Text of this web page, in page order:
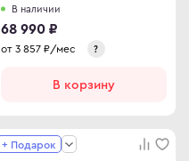
В наличии
68 990 ₽
от 3 857₽/мес ?
В корзину
+ Подарок